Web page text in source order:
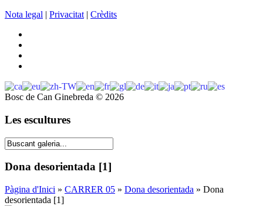
Nota legal | Privacitat | Crèdits
Bosc de Can Ginebreda © 2026
Les escultures
Dona desorientada [1]
Pàgina d'Inici » CARRER 05 » Dona desorientada » Dona
desorientada [1]